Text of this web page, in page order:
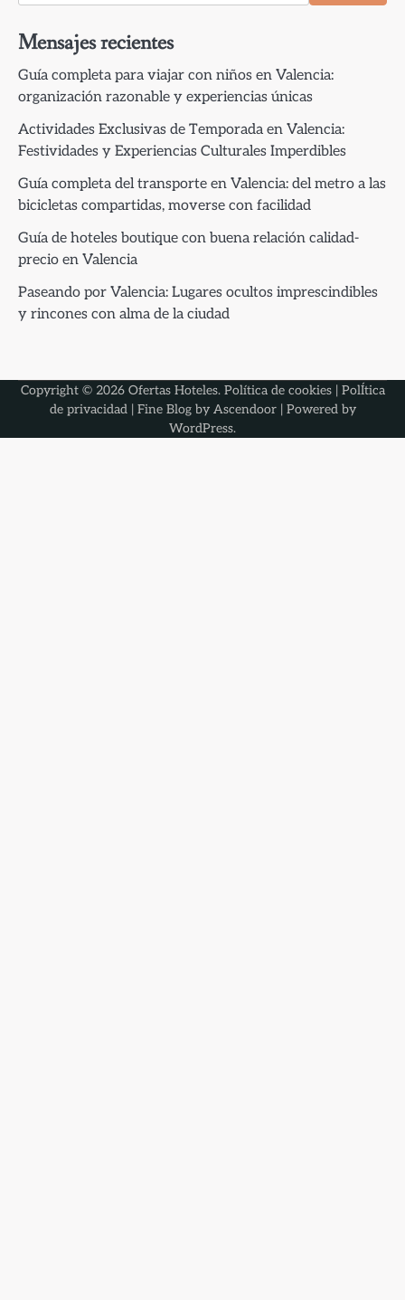
Mensajes recientes
Guía completa para viajar con niños en Valencia:
organización razonable y experiencias únicas
Actividades Exclusivas de Temporada en Valencia:
Festividades y Experiencias Culturales Imperdibles
Guía completa del transporte en Valencia: del metro a las
bicicletas compartidas, moverse con facilidad
Guía de hoteles boutique con buena relación calidad-
precio en Valencia
Paseando por Valencia: Lugares ocultos imprescindibles
y rincones con alma de la ciudad
Copyright © 2026 Ofertas Hoteles. Política de cookies| PolÍtica
de privacidad| Fine Blog by Ascendoor| Powered by
WordPress.